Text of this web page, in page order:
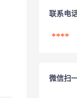
联系电
****
微信扫